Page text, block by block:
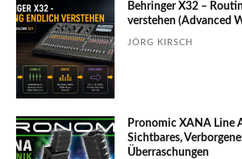
Behringer X32 –
verstehen (Advanced
JÖRG KIRSCH
Pronomic XANA Line
Sichtbares,
Überraschungen